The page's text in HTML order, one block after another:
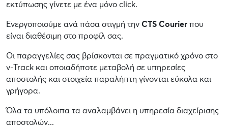
εκτύπωσης γίνετε με ένα μόνο click.
Ενεργοποιούμε ανά πάσα στιγμή την CTS Courier που
είναι διαθέσιμη στο προφίλ σας.
Οι παραγγελίες σας βρίσκονται σε πραγματικό χρόνο στο
v-Track και οποιαδήποτε μεταβολή σε υπηρεσίες
αποστολής και στοιχεία παραλήπτη γίνονται εύκολα και
γρήγορα.
Όλα τα υπόλοιπα τα αναλαμβάνει η υπηρεσία διαχείρισης
αποστολών...